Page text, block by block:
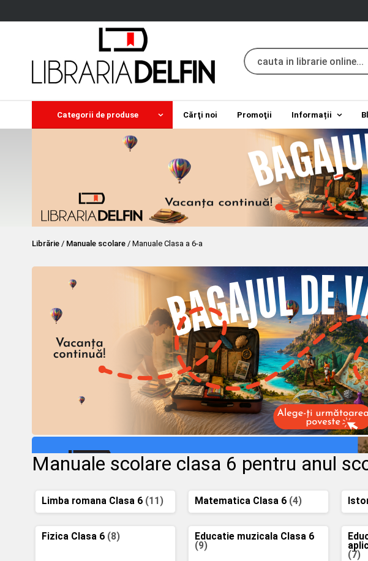
Categorii de produse Cărţi noi Promoţii Informații
Librărie / Manuale scolare / Manuale Clasa a 6-a
Manuale scolare clasa 6 pentru anul
Limba romana Clasa 6 (11) Matematica Clasa 6 (4)
Fizica Clasa 6 (8)
Educatie muzicala Clasa 6
(9)
(7)